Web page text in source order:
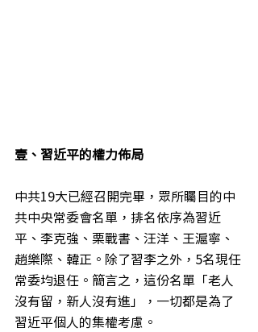
壹、習近平的權力佈局
中共19大已經召開完畢，眾所矚目的中
共中央常委會名單，排名依序為習近
平、李克強、栗戰書、汪洋、王滬寧、
趙樂際、韓正。除了習李之外，5名現任
常委均退任。簡言之，這份名單「老人
沒有留，新人沒有進」，一切都是為了
習近平個人的集權考慮。